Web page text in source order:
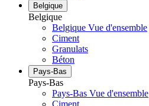
Belgique
Belgique
Belgique Vue d'ensemble
Ciment
Granulats
Béton
Pays-Bas
Pays-Bas
Pays-Bas Vue d'ensemble